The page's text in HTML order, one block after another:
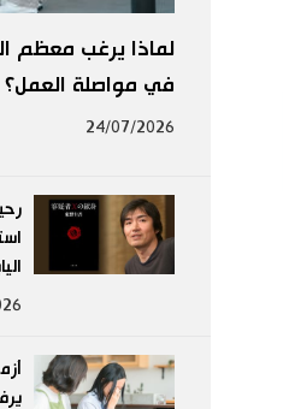
لماذا يرغب معظم
في مواصلة العمل؟
24/07/2026